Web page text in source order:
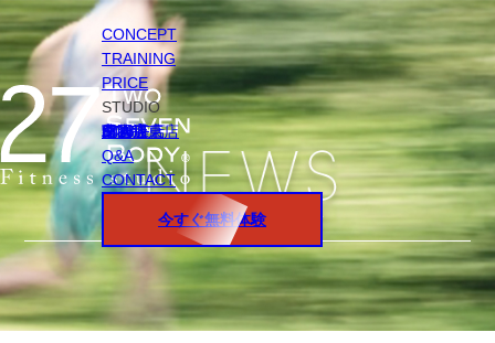
CONCEPT
TRAINING
PRICE
STUDIO
円山店
白石店
桑園店
北18条店
宮の沢店
環状通東店
STAFF
Q&A
CONTACT
今すぐ無料体験